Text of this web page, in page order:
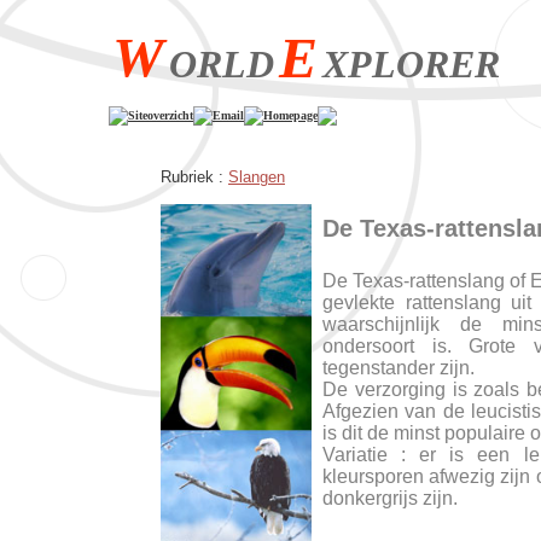
WORLDEXPLORER
Siteoverzicht Email Homepage
Rubriek : Slangen
De Texas-
De Texas-rattenslang of
gevlekte rattenslang
waarschijnlijk de
ondersoort is. Grote
tegenstander zijn.
De verzorging is zoals
Afgezien van de
is dit de minst populaire
Variatie : er is een
kleursporen afwezig zijn
donkergrijs zijn.